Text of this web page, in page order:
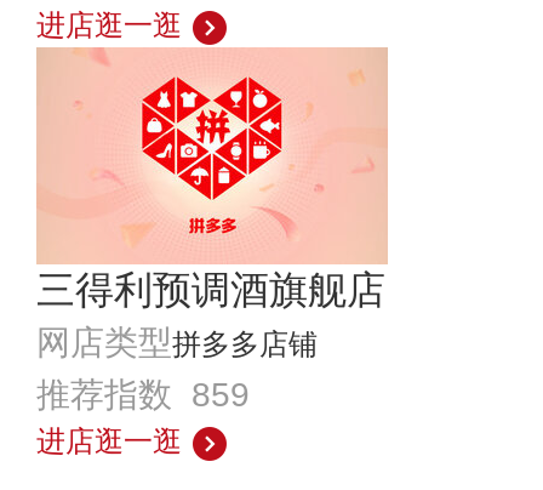
进店逛一逛
三得利预调酒旗舰店
网店类型拼多多店铺
推荐指数 859
进店逛一逛